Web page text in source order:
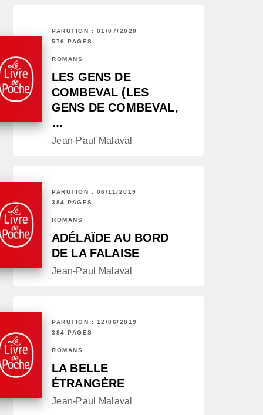
PARUTION : 01/07/2020
576 PAGES
ROMANS
LES GENS DE
COMBEVAL (LES
GENS DE COMBEVAL,
…
Jean-Paul Malaval
PARUTION : 06/11/2019
384 PAGES
ROMANS
ADÉLAÏDE AU BORD
DE LA FALAISE
Jean-Paul Malaval
PARUTION : 12/06/2019
384 PAGES
ROMANS
LA BELLE
ÉTRANGÈRE
Jean-Paul Malaval